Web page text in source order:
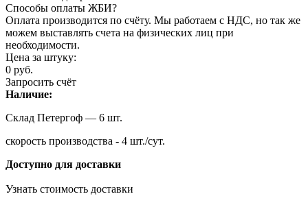
Способы оплаты ЖБИ?
Оплата производится по счёту. Мы работаем с НДС, но так же
можем выставлять счета на физических лиц при
необходимости.
Цена за штуку:
0 руб.
Запросить счёт
Наличие:
Склад Петергоф — 6 шт.
скорость производства - 4 шт./сут.
Доступно для доставки
Узнать стоимость доставки